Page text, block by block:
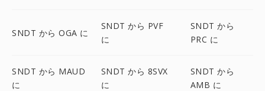
SNDT から OGA に
SNDT から PVF
に
SNDT から
PRC に
SNDT から MAUD
に
SNDT から 8SVX
に
SNDT から
AMB に